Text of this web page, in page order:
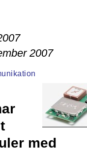
2007
med